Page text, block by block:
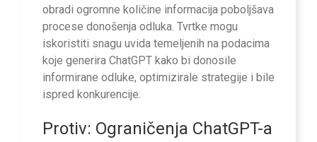
obradi ogromne količine informacija poboljšava
procese donošenja odluka. Tvrtke mogu
iskoristiti snagu uvida temeljenih na podacima
koje generira ChatGPT kako bi donosile
informirane odluke, optimizirale strategije i bile
ispred konkurencije.
Protiv: Ograničenja ChatGPT-a